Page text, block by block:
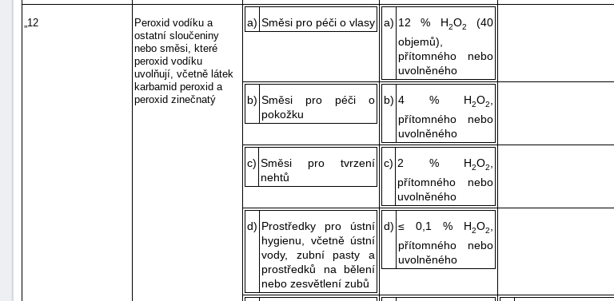
„12
Peroxid vodíku a
ostatní sloučeniny
nebo směsi, které
peroxid vodíku
uvolňují, včetně látek
karbamid peroxid a
peroxid zinečnatý
a) Směsi pro péči o vlasy a) 12 % H2O2
(40
objemů),
přítomného nebo
uvolněného
b) Směsi pro péči o
pokožku
b) 4 % H2O2,
přítomného nebo
uvolněného
c) Směsi pro tvrzení
nehtů
c) 2 % H2O2,
přítomného nebo
uvolněného
d) Prostředky pro ústní
hygienu, včetně ústní
vody, zubní pasty a
prostředků na bělení
nebo zesvětlení zubů
d) ≤ 0,1 % H2O2,
přítomného nebo
uvolněného